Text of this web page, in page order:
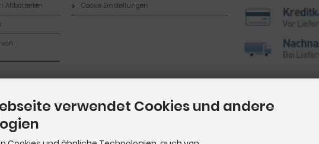
Altbatterien
Cookie Einstellungen
verwendet Cookies und andere